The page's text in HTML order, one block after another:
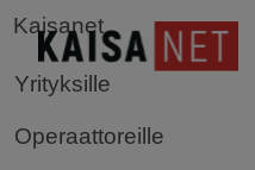
Kaisanet
Yrityksille
Operaattoreille